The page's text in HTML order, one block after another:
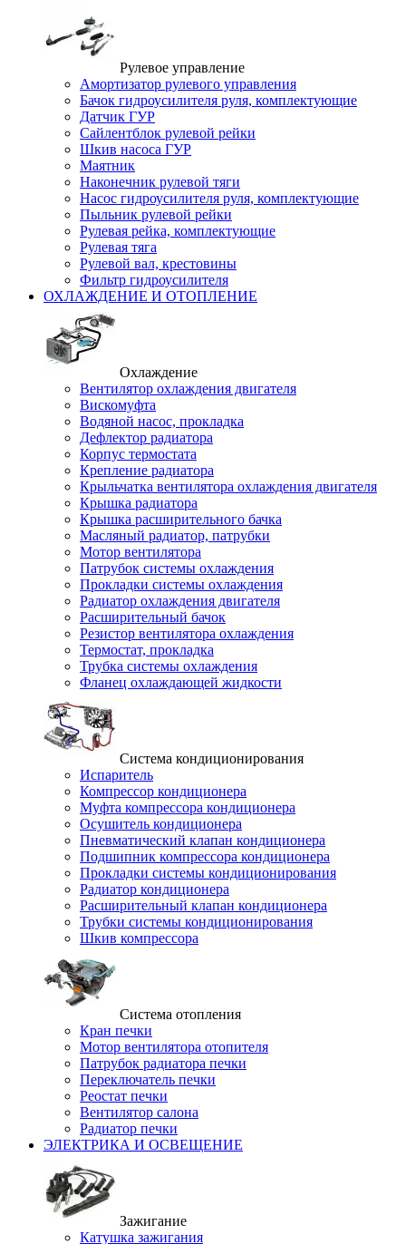
Рулевое управление
Амортизатор рулевого управления
Бачок гидроусилителя руля, комплектующие
Датчик ГУР
Сайлентблок рулевой рейки
Шкив насоса ГУР
Маятник
Наконечник рулевой тяги
Насос гидроусилителя руля, комплектующие
Пыльник рулевой рейки
Рулевая рейка, комплектующие
Рулевая тяга
Рулевой вал, крестовины
Фильтр гидроусилителя
ОХЛАЖДЕНИЕ И ОТОПЛЕНИЕ
Охлаждение
Вентилятор охлаждения двигателя
Вискомуфта
Водяной насос, прокладка
Дефлектор радиатора
Корпус термостата
Крепление радиатора
Крыльчатка вентилятора охлаждения двигателя
Крышка радиатора
Крышка расширительного бачка
Масляный радиатор, патрубки
Мотор вентилятора
Патрубок системы охлаждения
Прокладки системы охлаждения
Радиатор охлаждения двигателя
Расширительный бачок
Резистор вентилятора охлаждения
Термостат, прокладка
Трубка системы охлаждения
Фланец охлаждающей жидкости
Система кондиционирования
Испаритель
Компрессор кондиционера
Муфта компрессора кондиционера
Осушитель кондиционера
Пневматический клапан кондиционера
Подшипник компрессора кондиционера
Прокладки системы кондиционирования
Радиатор кондиционера
Расширительный клапан кондиционера
Трубки системы кондиционирования
Шкив компрессора
Система отопления
Кран печки
Мотор вентилятора отопителя
Патрубок радиатора печки
Переключатель печки
Реостат печки
Вентилятор салона
Радиатор печки
ЭЛЕКТРИКА И ОСВЕЩЕНИЕ
Зажигание
Катушка зажигания